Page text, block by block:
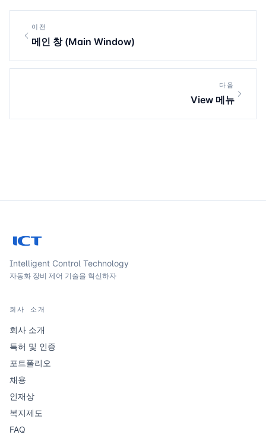
이전
메인 창 (Main Window)
다음
View 메뉴
Intelligent Control Technology
자동화 장비 제어 기술을 혁신하자
회사 소개
회사 소개
특허 및 인증
포트폴리오
채용
인재상
복지제도
FAQ